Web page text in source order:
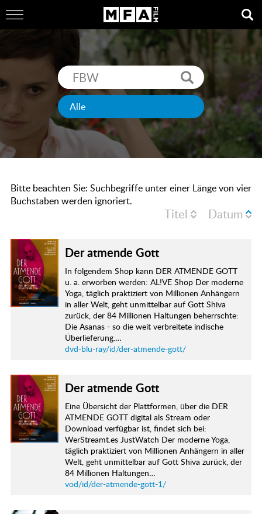
Bitte beachten Sie: Suchbegriffe unter einer Länge von vier
Buchstaben werden ignoriert.
Titel Datum
Der atmende Gott
In folgendem Shop kann DER ATMENDE GOTT
u. a. erworben werden: AL!VE Shop Der moderne
Yoga, täglich praktiziert von Millionen Anhängern
in aller Welt, geht unmittelbar auf Gott Shiva
zurück, der 84 Millionen Haltungen beherrschte:
Die Asanas - so die weit verbreitete indische
Überlieferung.…
dvd-blu-ray/id/der-atmende-gott/
Der atmende Gott
Eine Übersicht der Plattformen, über die DER
ATMENDE GOTT digital als Stream oder
Download verfügbar ist, findet sich bei:
WerStreamt.es JustWatch Der moderne Yoga,
täglich praktiziert von Millionen Anhängern in aller
Welt, geht unmittelbar auf Gott Shiva zurück, der
84 Millionen Haltungen…
vod/id/der-atmende-gott-1/